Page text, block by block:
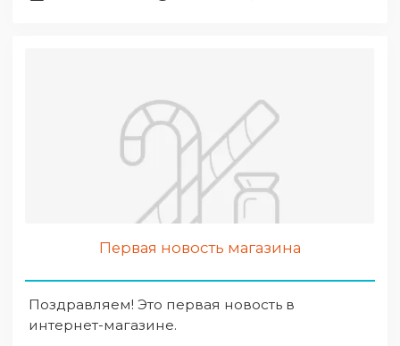
Первая новость магазина
Поздравляем! Это первая новость в
интернет-магазине.